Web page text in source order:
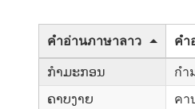
คำอ่านภาษาลาว คำ
ກຳມະກອນ
กำ
ຄາບງາຍ
คา